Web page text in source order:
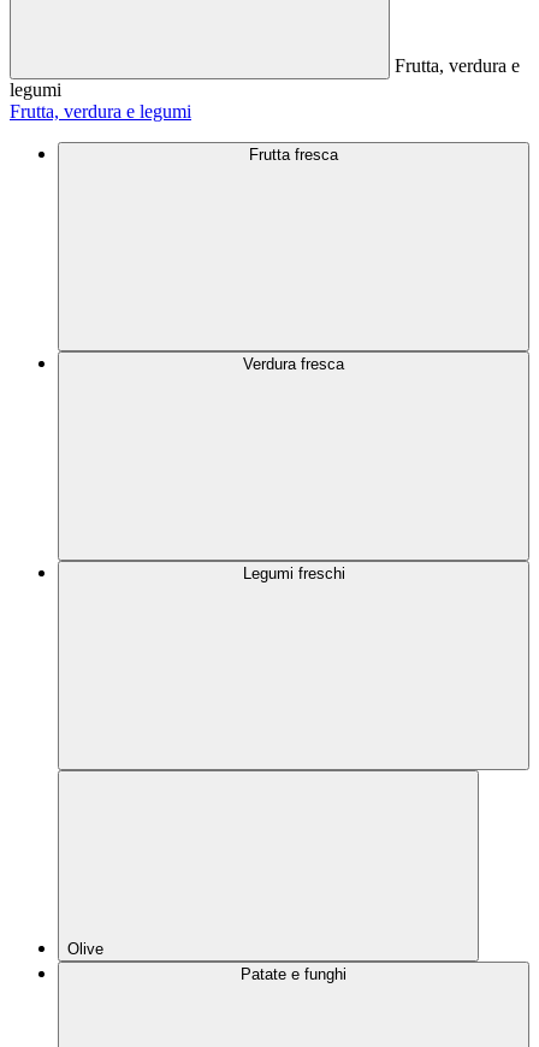
Frutta, verdura e
legumi
Frutta, verdura e legumi
Frutta fresca
Verdura fresca
Legumi freschi
Olive
Patate e funghi